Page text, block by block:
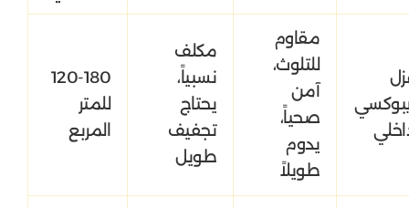
مقاوم
للتلوث،
آمن
صحياً،
يدوم
طويلاً
مكلف
نسبياً،
يحتاج
تجفيف
طويل
120-180
للمتر
المربع